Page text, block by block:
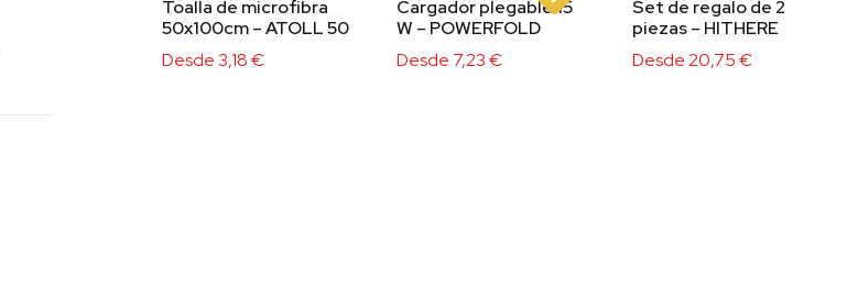
Toalla de microfibra
50x100cm – ATOLL 50
Desde3,18€
Cargador plegable 15
W – POWERFOLD
Desde 7,23€
Set de regalo de 2
piezas – HITHERE
Desde20,75€